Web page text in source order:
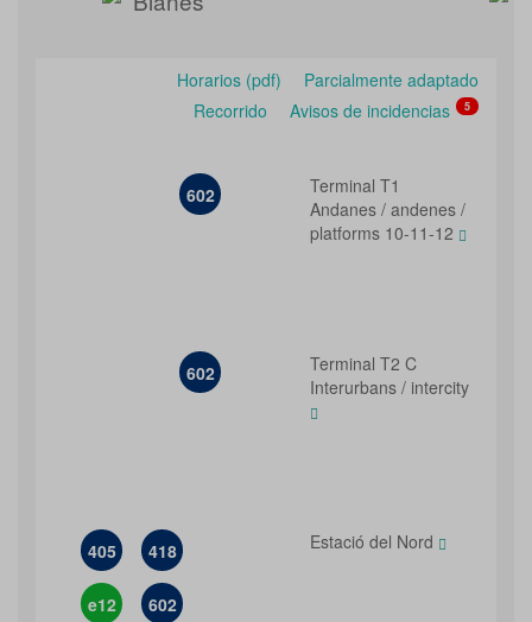
Parcialmente adaptado
Horarios (pdf)
5
Avisos de incidencias
Recorrido
602
Terminal T1
Andanes / andenes /
platforms 10-11-12
602
Terminal T2 C
Interurbans / intercity
405 418
e12 602
Estació del Nord